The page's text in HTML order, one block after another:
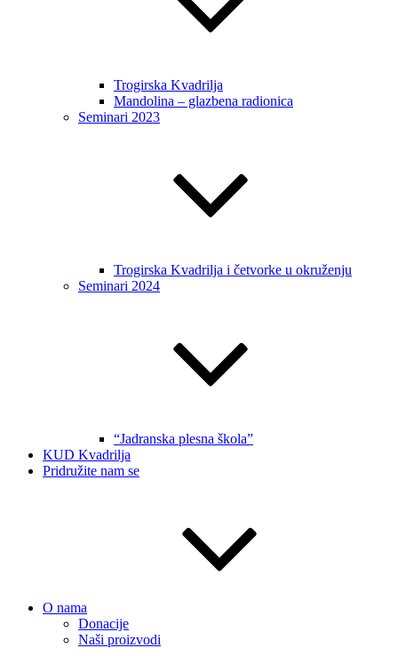
Trogirska Kvadrilja
Mandolina – glazbena radionica
Seminari 2023
Trogirska Kvadrilja i četvorke u okruženju
Seminari 2024
“Jadranska plesna škola”
KUD Kvadrilja
Pridružite nam se
O nama
Donacije
Naši proizvodi